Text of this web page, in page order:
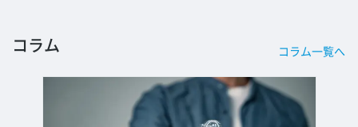
コラム コラム一覧へ